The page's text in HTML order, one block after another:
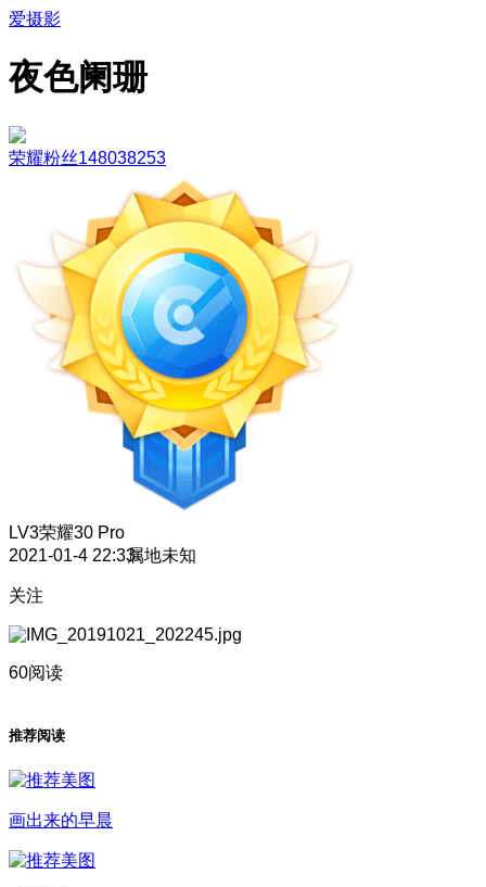
爱摄影
夜色阑珊
荣耀粉丝148038253
LV3荣耀30 Pro
2021-01-4 22:33属地未知
关注
60阅读
推荐阅读
画出来的早晨